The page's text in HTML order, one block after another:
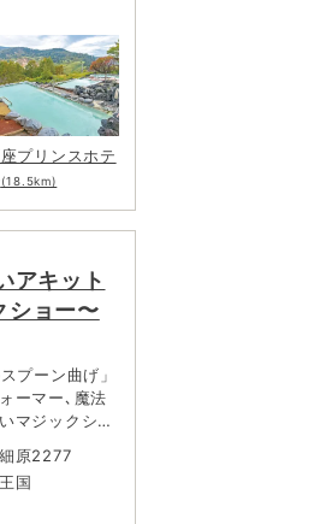
プリンスホテ
(18.5km)
アキット
ショー〜
プーン曲げ」
ーマー､魔法
マジックショ
近で見ること
原2277
国